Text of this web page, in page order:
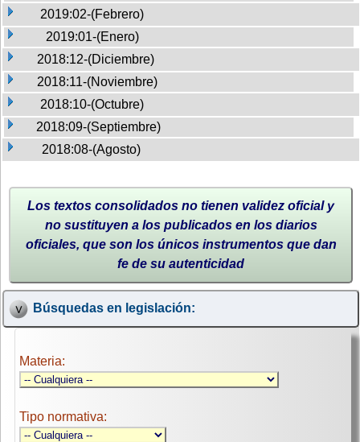
2019:02-(Febrero)
2019:01-(Enero)
2018:12-(Diciembre)
2018:11-(Noviembre)
2018:10-(Octubre)
2018:09-(Septiembre)
2018:08-(Agosto)
Los textos consolidados no tienen validez oficial y
no sustituyen a los publicados en los diarios
oficiales, que son los únicos instrumentos que dan
fe de su autenticidad
Búsquedas en legislación:
Materia:
Tipo normativa: